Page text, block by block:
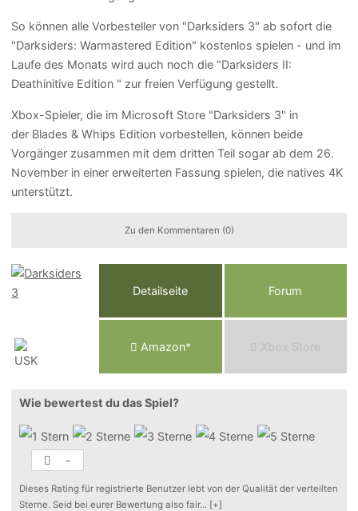
So können alle Vorbesteller von "Darksiders 3" ab sofort die
"Darksiders: Warmastered Edition" kostenlos spielen - und im
Laufe des Monats wird auch noch die "Darksiders II:
Deathinitive Edition " zur freien Verfügung gestellt.
Xbox-Spieler, die im Microsoft Store "Darksiders 3" in
der Blades & Whips Edition vorbestellen, können beide
Vorgänger zusammen mit dem dritten Teil sogar ab dem 26.
November in einer erweiterten Fassung spielen, die natives 4K
unterstützt.
Zu den Kommentaren (0)
Detailseite Forum
Amazon* Xbox Store
Wie bewertest du das Spiel?
-
Dieses Rating für registrierte Benutzer lebt von der Qualität der verteilten
Sterne. Seid bei eurer Bewertung also fair... [+]